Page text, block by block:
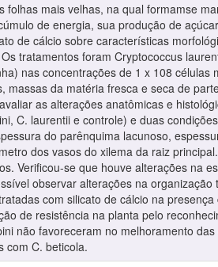
mais velhas, na qual formamse
de energia, sua produção de
de cálcio sobre características
tratamentos foram Cryptococcus
nas concentrações de 1 x 108
massas da matéria fresca e seca de
as alterações anatômicas e
C. laurentii e controle) e duas
do parênquima lacunoso,
dos vasos do xilema da raiz
Verificou-se que houve alterações na
observar alterações na
com silicato de cálcio na
de resistência na planta pelo
não favoreceram no melhoramento
com C. beticola.